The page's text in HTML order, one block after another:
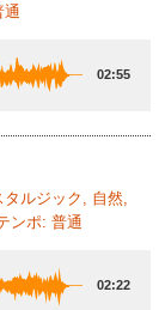
通
02:55
ルジック, 自然,
ンポ: 普通
02:22